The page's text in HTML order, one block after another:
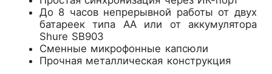
До 8 часов непрерывной работы от двух
батареек типа АА или от аккумулятора
Shure SB903
Сменные микрофонные капсюли
Прочная металлическая конструкция